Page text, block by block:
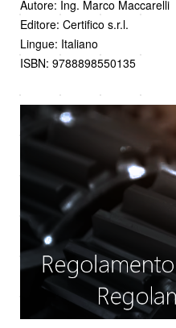
Autore: Ing. Marco Maccarelli
Editore: Certifico s.r.l.
Lingue: Italiano
ISBN: 9788898550135